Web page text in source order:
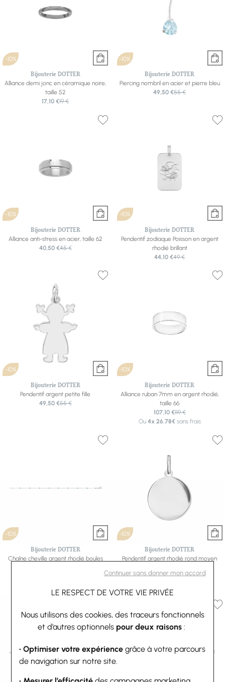
Continuer sans donner mon accord
LE RESPECT DE VOTRE VIE PRIVÉE
Nous utilisons des cookies, des traceurs fonctionnels
et d’autres optionnels pour deux raisons :
• Optimiser votre expérience grâce à votre parcours
de navigation sur notre site.
-10%
Bijouterie DOTTER
Alliance demi jonc en céramique noire,
taille 52
17,10 €19 €
-10%
Bijouterie DOTTER
Piercing nombril en acier et pierre bleu
49,50 €55 €
-10%
Bijouterie DOTTER
Alliance anti-stress en acier, taille 62
40,50 €45 €
-10%
Bijouterie DOTTER
Pendentif zodiaque Poisson en argent
rhodié brillant
44,10 €49 €
-10%
Bijouterie DOTTER
Pendentif argent petite fille
49,50 €55 €
-10%
Bijouterie DOTTER
Alliance ruban 7mm en argent rhodié,
taille 66
107,10 €119 €
Ou 4x 26.78€sans frais
-10%
Bijouterie DOTTER
Chaîne cheville argent rhodié boules
-10%
Bijouterie DOTTER
Pendentif argent rhodié rond moyen
80,10 €89 €